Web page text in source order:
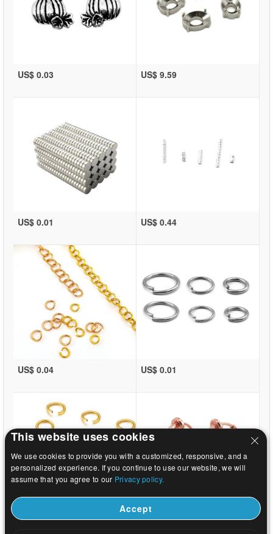
US$ 0.03 US$ 9.59
US$ 0.01 US$ 0.44
US$ 0.04 US$ 0.01
US$ 0.01 US$ 0.29
This website uses cookies
We use cookies to provide you with a customized, responsive, and a
personalized experience. If you continue to use our website, we will
assume that you agree to our Privacy policy.
Accept